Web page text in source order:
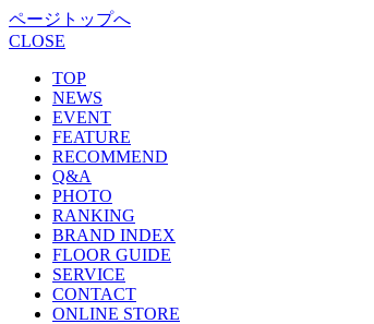
ページトップへ
CLOSE
TOP
NEWS
EVENT
FEATURE
RECOMMEND
Q&A
PHOTO
RANKING
BRAND INDEX
FLOOR GUIDE
SERVICE
CONTACT
ONLINE STORE